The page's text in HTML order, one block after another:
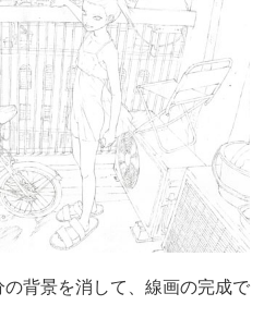
の背景を消して、線画の完成で